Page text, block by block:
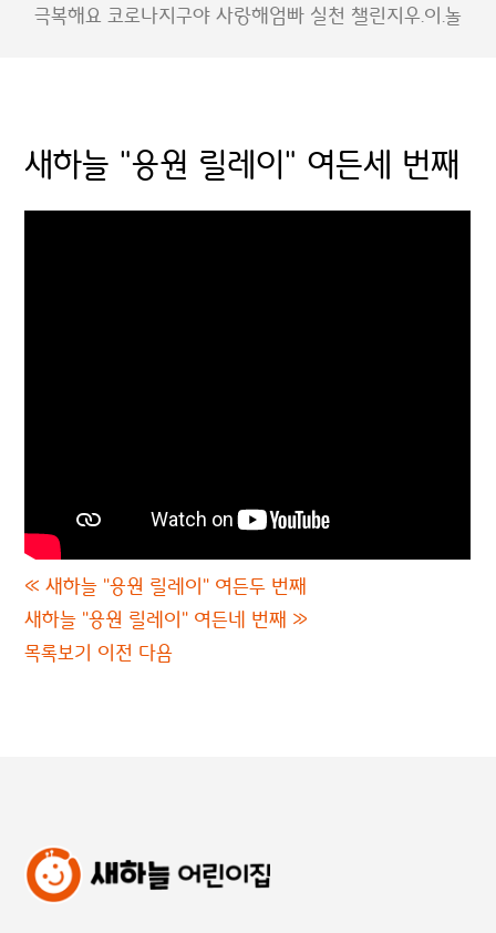
극복해요 코로나지구야 사랑해엄빠 실천 챌린지우.이.놀
새하늘 "응원 릴레이" 여든세 번째
« 새하늘 "응원 릴레이" 여든두 번째
새하늘 "응원 릴레이" 여든네 번째 »
목록보기 이전 다음